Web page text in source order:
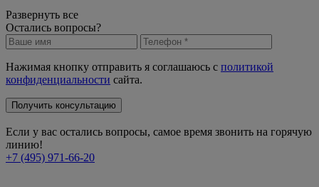
Развернуть все
Остались вопросы?
Нажимая кнопку отправить я соглашаюсь с политикой
конфиденциальности сайта.
Получить консультацию
Если у вас остались вопросы, самое время звонить на горячую
линию!
+7 (495) 971-66-20